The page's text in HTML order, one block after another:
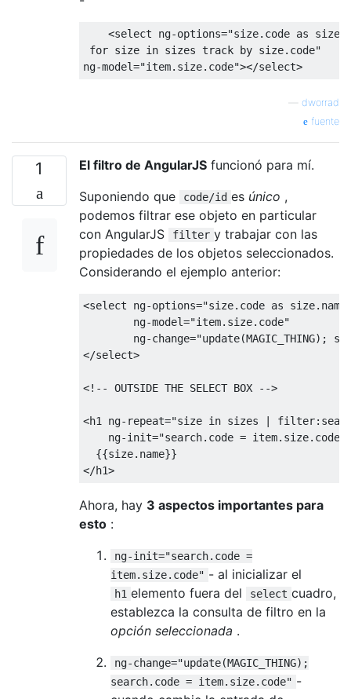
<select ng-options="size.code as
for size in sizes track by size.code"
ng-model="item.size.code"></select>
dworrad
fuente
1 El filtro de AngularJS funcionó para mí.
Suponiendo que
code/id es único ,
podemos filtrar ese objeto en particular
con AngularJS
filter y trabajar con las
propiedades de los objetos seleccionados.
Considerando el ejemplo anterior:
<select ng-options="size.code as
ng-model="item.size.code"
ng-change="update(MAGIC_THING);
</select>
<!-- OUTSIDE THE SELECT BOX -->
<h1 ng-repeat="size in sizes |
ng-init="search.code = item.size.code"
</h1>
Ahora, hay 3 aspectos importantes para
esto :
ng-init="search.code =
item.size.code" - al inicializar el
h1 elemento fuera del select cuadro,
establezca la consulta de filtro en la
opción seleccionada .
ng-change="update(MAGIC_THING);
search.code = item.size.code" -